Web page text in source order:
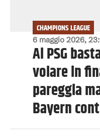
6 maggio 2026,
CHAMPIONS LEAGUE
Al PSG
volare in
pareggia
Bayern